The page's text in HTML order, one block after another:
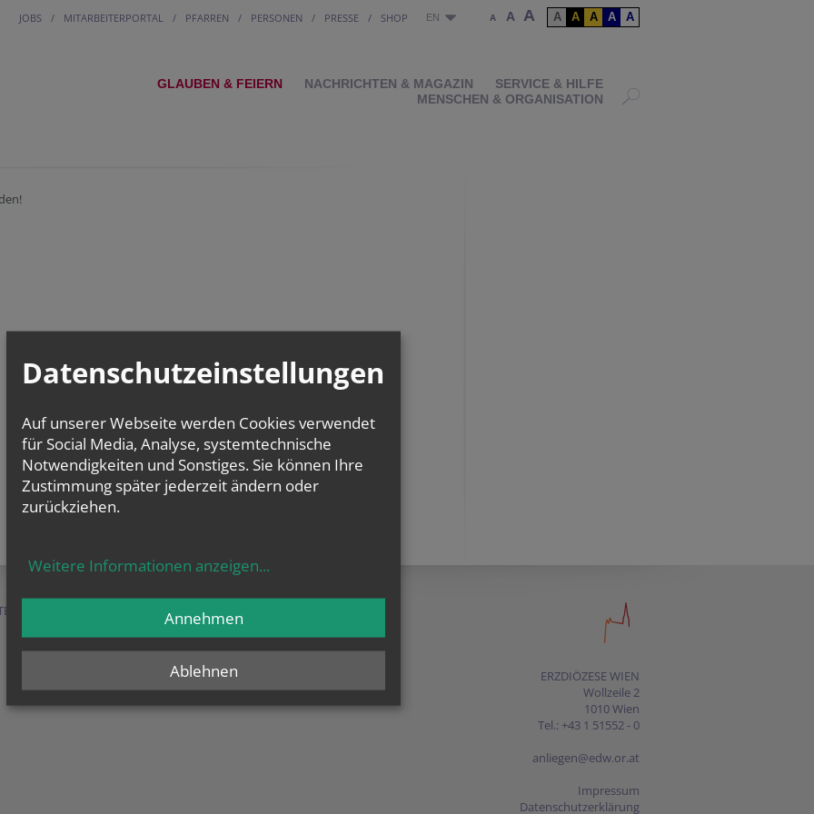
JOBS MITARBEITERPORTAL PFARREN PERSONEN PRESSE SHOP EN A A A A A A A A
GLAUBEN & FEIERN NACHRICHTEN & MAGAZIN
SERVICE & HILFE
MENSCHEN & ORGANISATION
&
ERZDIÖZESE WIEN
Wollzeile 2
1010 Wien
Tel.: +43 1 51552 - 0
anliegen@edw.or.at
Impressum
Datenschutzerklärung
Datenschutzeinstellungen
Auf unserer Webseite werden Cookies verwendet
für Social Media, Analyse, systemtechnische
Notwendigkeiten und Sonstiges. Sie können Ihre
Zustimmung später jederzeit ändern oder
zurückziehen.
Weitere Informationen anzeigen...
Ablehnen
Annehmen